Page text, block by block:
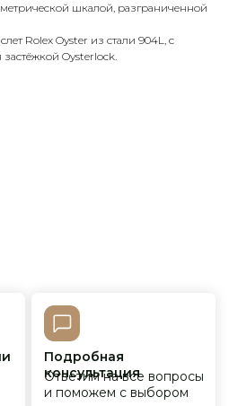
шкалой, разграниченной
Rolex Oyster из стали 904L, с
Oysterlock.
с выбором
исполнение